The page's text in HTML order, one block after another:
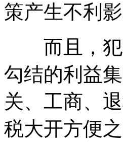
策产生不利影
而且，犯
勾结的利益
关、工商、
税大开方便